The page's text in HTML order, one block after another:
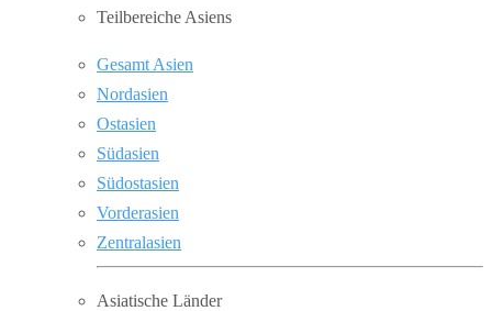
Teilbereiche Asiens
Gesamt Asien
Nordasien
Ostasien
Südasien
Südostasien
Vorderasien
Zentralasien
Asiatische Länder